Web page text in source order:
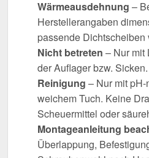
Wärmeausdehnung –
Herstellerangaben
passende Dichtscheiben
Nicht betreten – Nur mit
der Auflager bzw. Sicken.
Reinigung – Nur mit
weichem Tuch. Keine
Scheuermittel oder
Montageanleitung
Überlappung,